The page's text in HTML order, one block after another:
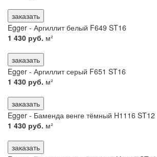
заказать
Egger - Аргиллит белый F649 ST16
1 430 руб. м²
заказать
Egger - Аргиллит серый F651 ST16
1 430 руб. м²
заказать
Egger - Баменда венге тёмный H1116 ST12
1 430 руб. м²
заказать